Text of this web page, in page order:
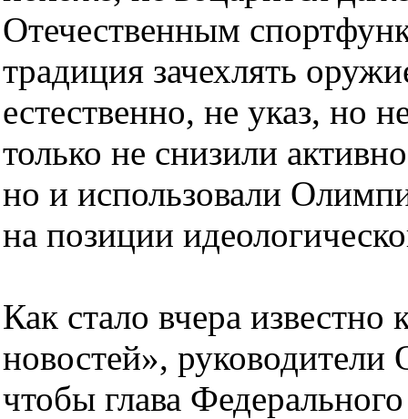
Отечественным
традиция зачехлять
естественно, не указ, но
только не снизили
но и использовали
на позиции
Как стало вчера
новостей»,
чтобы глава